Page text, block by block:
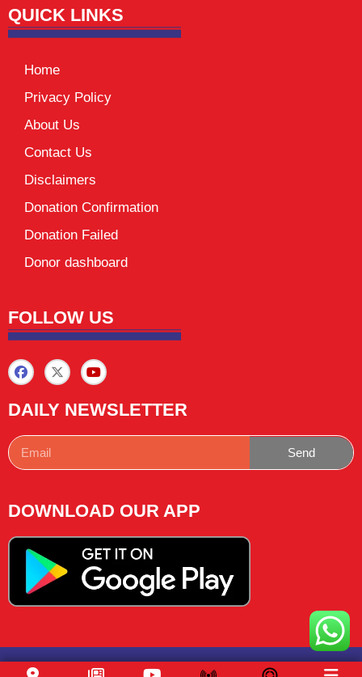
QUICK LINKS
Home
Privacy Policy
About Us
Contact Us
Disclaimers
Donation Confirmation
Donation Failed
Donor dashboard
FOLLOW US
DAILY NEWSLETTER
Send
DOWNLOAD OUR APP
Copyright © 2025 News Lemon Choose|Design by Traffic